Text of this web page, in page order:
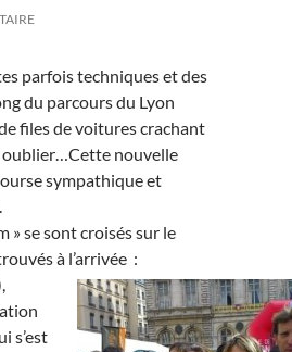
parfois techniques et des
du parcours du Lyon
files de voitures crachant
oublier…Cette nouvelle
sympathique et
» se sont croisés sur le
à l’arrivée :
s’est